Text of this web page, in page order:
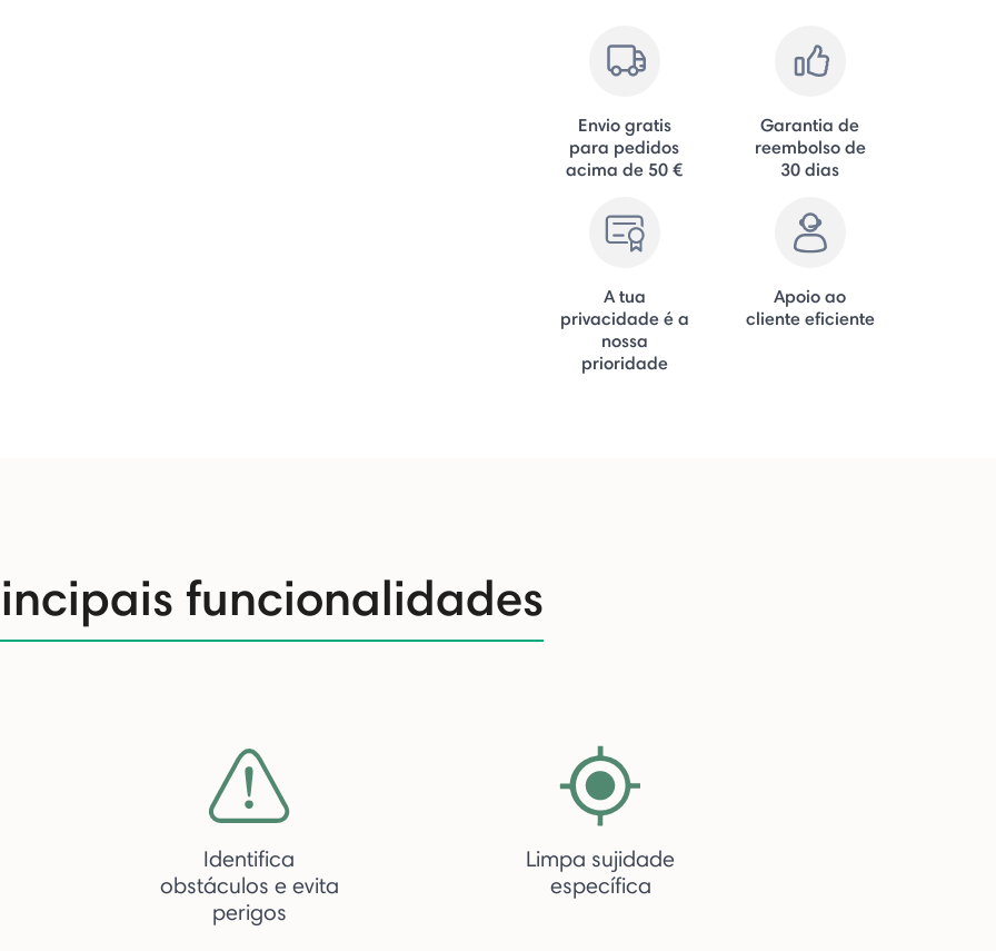
Envio gratis
para pedidos
acima de 50 €
Garantia de
reembolso de
30 dias
A tua
privacidade é a
nossa
prioridade
Apoio ao
cliente eficiente
funcionalidades
Identifica
obstáculos e evita
perigos
Limpa sujidade
específica